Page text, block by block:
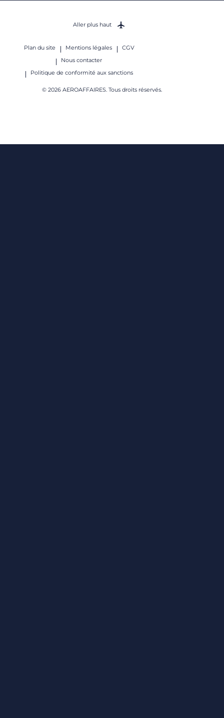
Plan du site Mentions légales
CGV
Nous contacter
Politique de conformité aux sanctions
© 2026 AEROAFFAIRES. Tous droits réservés.
Aller plus haut